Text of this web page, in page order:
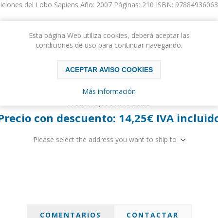
del Lobo Sapiens Año: 2007 Páginas: 210 ISBN:
Precio: 15,00€ IVA incluido
con descuento: 14,25€ IVA
Please select the address you want to ship to
COMENTARIOS CONTACTAR
Esta página Web utiliza cookies, deberá aceptar las
condiciones de uso para continuar navegando.
ACEPTAR AVISO COOKIES
Más información